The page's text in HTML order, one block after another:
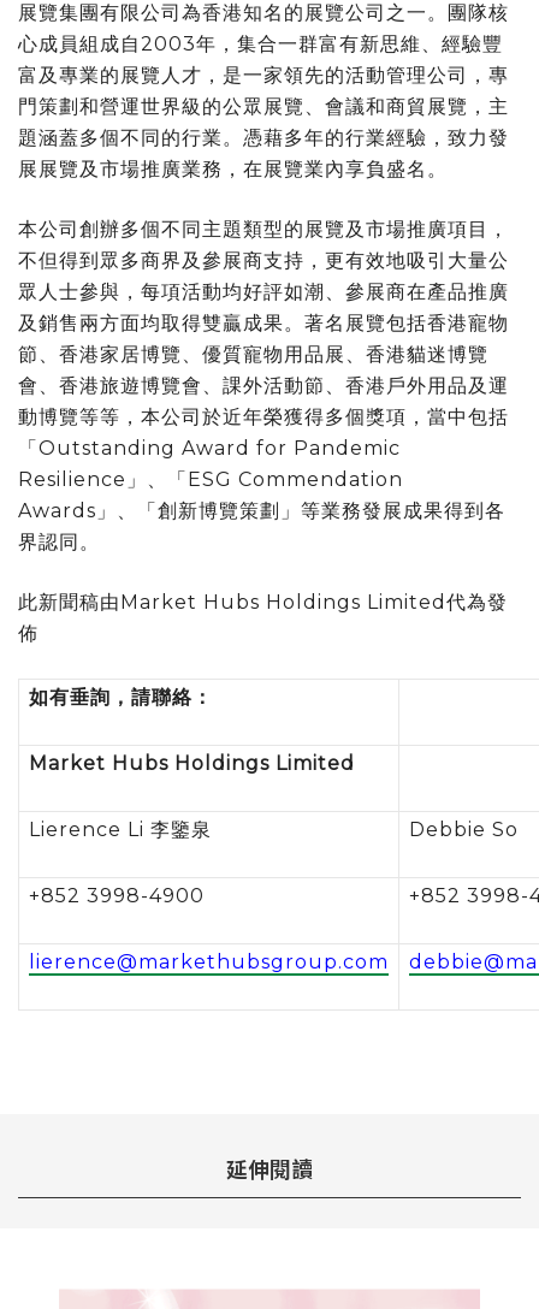
展覽集團有限公司為香港知名的展覽公司之一。團隊核
心成員組成自2003年，集合一群富有新思維、經驗豐
富及專業的展覽人才，是一家領先的活動管理公司，專
門策劃和營運世界級的公眾展覽、會議和商貿展覽，主
題涵蓋多個不同的行業。憑藉多年的行業經驗，致力發
展展覽及市場推廣業務，在展覽業內享負盛名。
本公司創辦多個不同主題類型的展覽及市場推廣項目，
不但得到眾多商界及參展商支持，更有效地吸引大量公
眾人士參與，每項活動均好評如潮、參展商在產品推廣
及銷售兩方面均取得雙贏成果。著名展覽包括香港寵物
節、香港家居博覽、優質寵物用品展、香港貓迷博覽
會、香港旅遊博覽會、課外活動節、香港戶外用品及運
動博覽等等，本公司於近年榮獲得多個獎項，當中包括
「Outstanding Award for Pandemic
Resilience」、「ESG Commendation
Awards」、「創新博覽策劃」等業務發展成果得到各
界認同。
此新聞稿由Market Hubs Holdings Limited代為發
佈
如有垂詢，請聯絡：
Market Hubs Holdings Limited
Lierence Li 李鑒泉 Debbie So
+852 3998-4900 +852 3998-
lierence@markethubsgroup.com
延伸閱讀